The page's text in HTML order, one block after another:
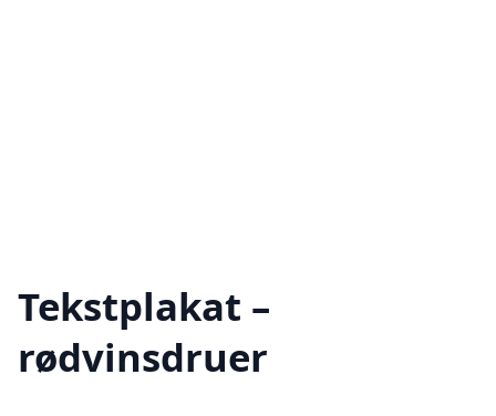
Tekstplakat –
rødvinsdruer